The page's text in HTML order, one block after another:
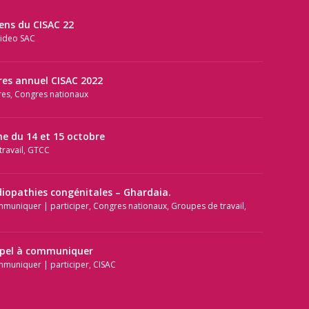
du CISAC 22
SAC
annuel CISAC 2022
, Congres nationaux
du 14 et 15 octobre
, GTCC
congénitales – Ghardaia.
| participer, Congres nationaux, Groupes de travail,
à communiquer
| participer, CISAC